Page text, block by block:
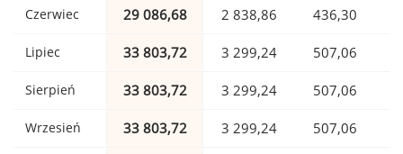
Czerwiec 29 086,68 2 838,86 436,30
Lipiec 33 803,72 3 299,24 507,06
Sierpień 33 803,72 3 299,24 507,06
Wrzesień 33 803,72 3 299,24 507,06